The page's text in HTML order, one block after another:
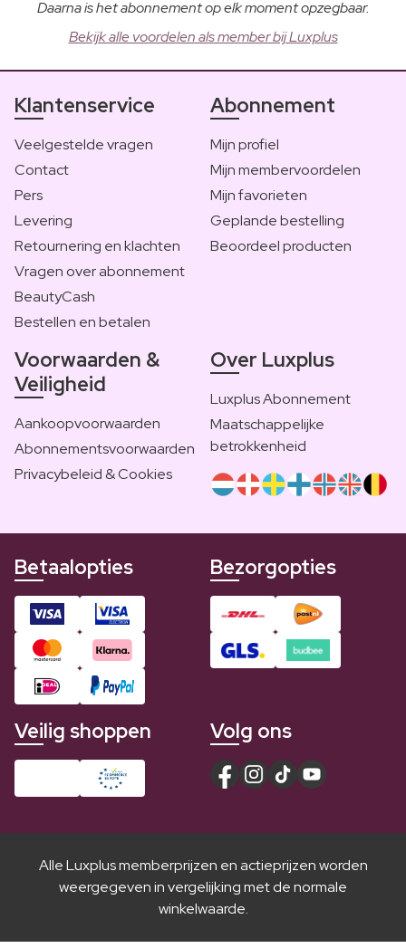
Daarna is het abonnement op elk moment opzegbaar.
Bekijk alle voordelen als member bij Luxplus
Klantenservice
Veelgestelde vragen
Contact
Pers
Levering
Retournering en klachten
Vragen over abonnement
BeautyCash
Bestellen en betalen
Abonnement
Mijn profiel
Mijn membervoordelen
Mijn favorieten
Geplande bestelling
Beoordeel producten
Voorwaarden &
Veiligheid
Aankoopvoorwaarden
Abonnementsvoorwaarden
Privacybeleid & Cookies
Over Luxplus
Luxplus Abonnement
Maatschappelijke
betrokkenheid
Betaalopties Bezorgopties
Veilig shoppen Volg ons
Alle Luxplus memberprijzen en actieprijzen worden
weergegeven in vergelijking met de normale
winkelwaarde.